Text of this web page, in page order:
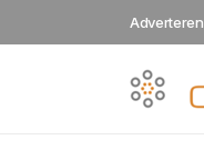
Adverteren